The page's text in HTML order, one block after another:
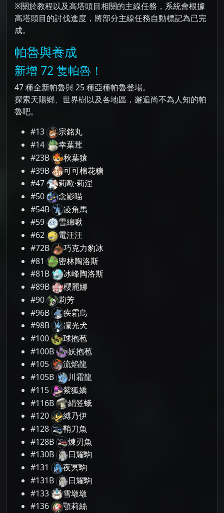
※關於教程以及高塔頭目相關的主線任務，系統會根據
高塔頭目的討伐進度，將部分主線任務自動標記為已完
成。
帕魯與養成
新增 72 隻帕魯！
47 種全新帕魯與 25 種亞種帕魯登場。
探索天陽鄉、世界樹以及各地區，邂逅尚不為人知的帕
魯吧。
#13
宗銘丸
#14
幸葉茸
#23B
秋葉猿
#39B
可可棉花糖
#47
莉歐·莉涅
#50
念影喵
#54B
凌角馬
#59
雪綿啾
#62
電汪汪
#72B
巧克力豹冰
#81
密林陶洛斯
#81B
冰峰陶洛斯
#89B
櫻麗娜
#90
莉芳
#96B
疾霜鳥
#98B
凜光犬
#100
球抱苞
#100B
妖抱苞
#105
流焰龍
#105B
川霜龍
#115
紫狐嬌
#116B
絹笠蛾
#120
縛乃伊
#128
鞘刀魚
#128B
煉刃魚
#130B
日耀駒
#131
夜冥駒
#131B
日耀駒
#133
雪墩墩
#136
顎莉絲